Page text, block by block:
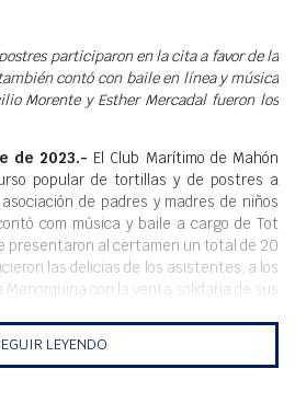
participaron en la cita a favor de la
contó con baile en línea y música
Morente y Esther Mercadal fueron los
de 2023.- El Club Marítimo de Mahón
popular de tortillas y de postres a
de padres y madres de niños
com música y baile a cargo de Tot
presentaron al certamen un total de 20
las delicias de los asistentes, a los
Menorquina con la venta solidaria de sus
del evento, además de la asociación
ganador del concurso de tortillas
LEYENDO